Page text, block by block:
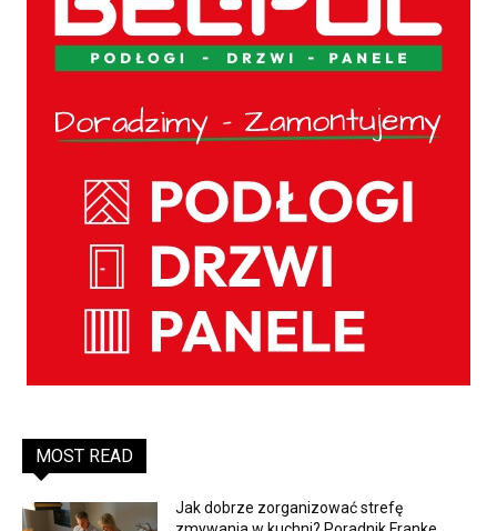
MOST READ
Jak dobrze zorganizować strefę